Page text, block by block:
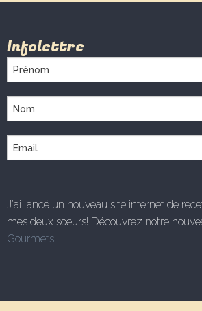
Infolettre
J'ai lancé un nouveau site internet de
mes deux soeurs! Découvrez notre
Gourmets